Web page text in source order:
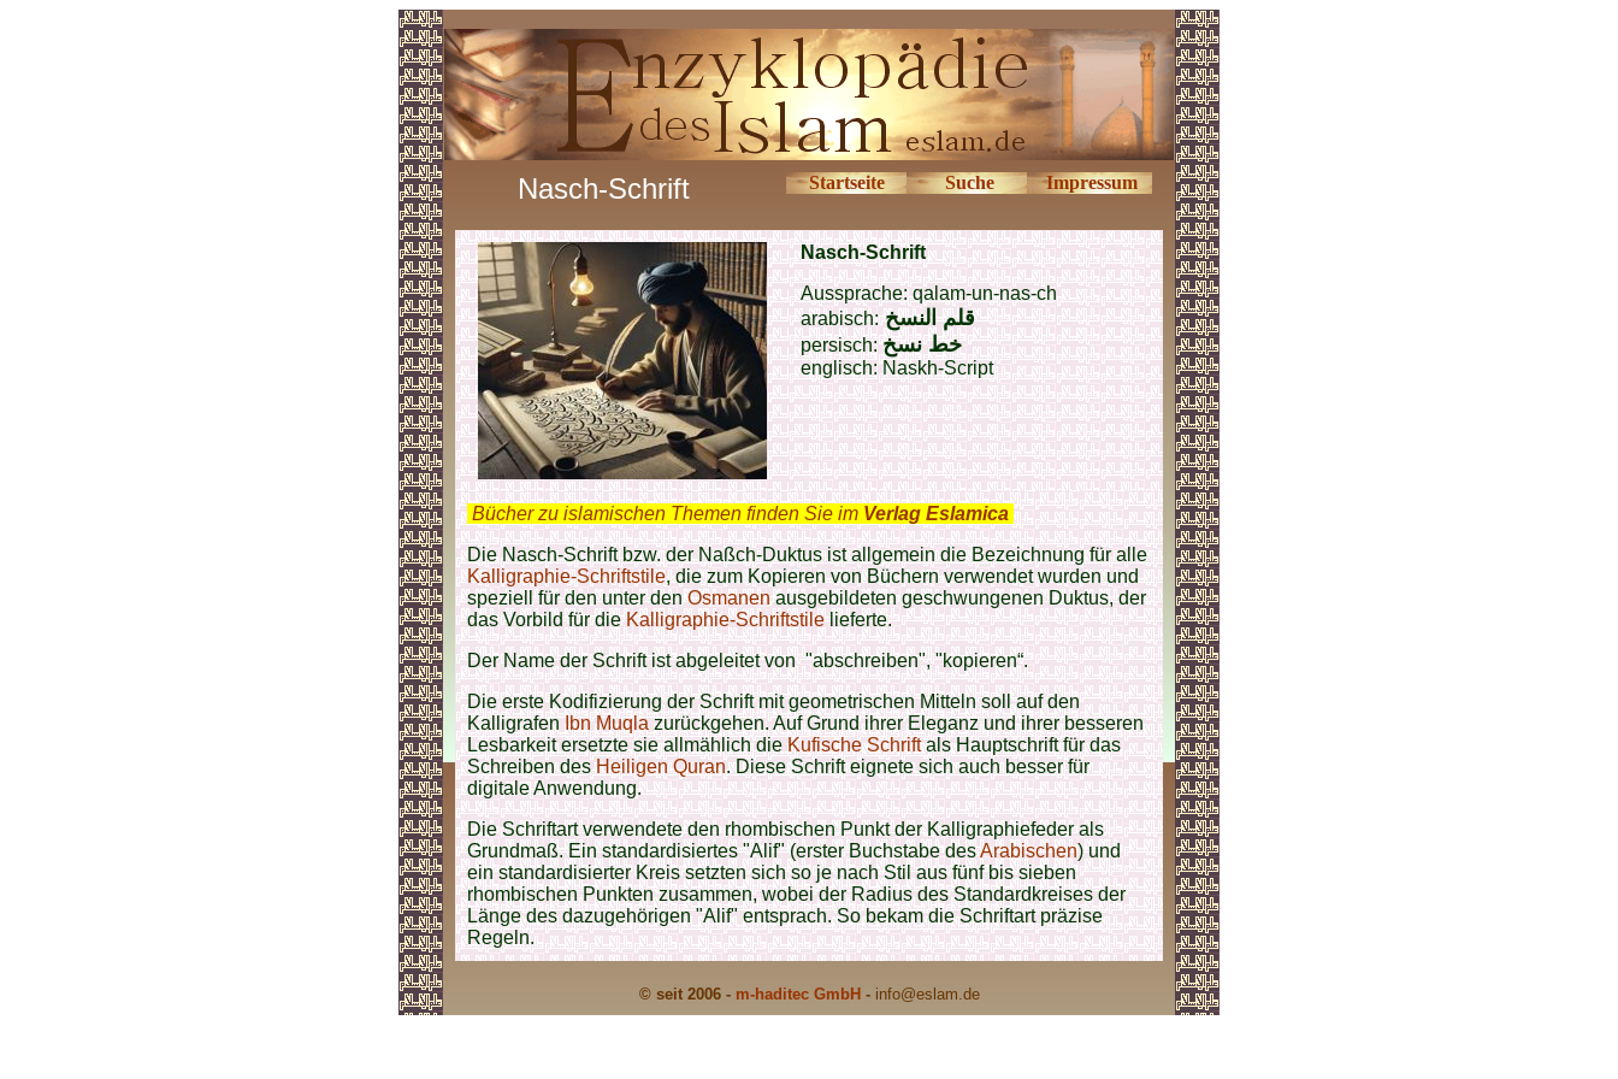
Nasch-Schrift Startseite Suche Impressum
Nasch-Schrift
Aussprache: qalam-un-nas-ch
arabisch: قلم النسخ
persisch:خط نسخ
englisch: Naskh-Script
Bücher zu islamischen Themen finden Sie im Verlag Eslamica
Die Nasch-Schrift bzw. der Naßch-Duktus ist allgemein die Bezeichnung für alle
Kalligraphie-Schriftstile, die zum Kopieren von Büchern verwendet wurden und
speziell für den unter denOsmanenausgebildeten geschwungenen Duktus, der
das Vorbild für dieKalligraphie-Schriftstilelieferte.
Der Name der Schrift ist abgeleitet von "abschreiben", "kopieren“.
Die erste Kodifizierung der Schrift mit geometrischen Mitteln soll auf den
KalligrafenIbn Muqlazurückgehen. Auf Grund ihrer Eleganz und ihrer besseren
Lesbarkeit ersetzte sie allmählich die Kufische Schriftals Hauptschrift für das
Schreiben desHeiligen Quran. Diese Schrift eignete sich auch besser für
digitale Anwendung.
Die Schriftart verwendete den rhombischen Punkt der Kalligraphiefeder als
Grundmaß. Ein standardisiertes "Alif" (erster Buchstabe desArabischen) und
ein standardisierter Kreis setzten sich so je nach Stil aus fünf bis sieben
rhombischen Punkten zusammen, wobei der Radius des Standardkreises der
Länge des dazugehörigen "Alif" entsprach. So bekam die Schriftart präzise
Regeln.
© seit 2006 - m-haditec GmbH - info@eslam.de